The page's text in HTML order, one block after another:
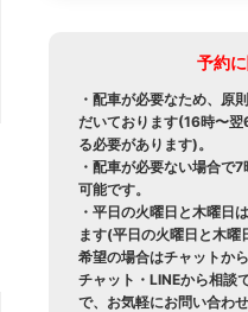
予約
・配車が必要なため、原
だいております(16時〜
る必要があります)。
・配車が必要ない場合で
可能です。
・平日の火曜日と木曜日
ます(平日の火曜日と木曜
希望の場合はチャットか
チャット・LINEから相談
で、お気軽にお問い合わせ